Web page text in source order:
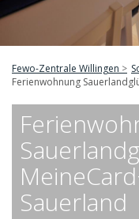
Fewo-Zentrale Willingen
Ferienwohnung
Sauerland